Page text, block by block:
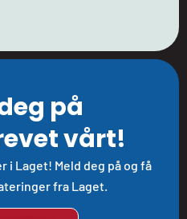
på
vårt!
i Laget! Meld deg på og få
fra Laget.